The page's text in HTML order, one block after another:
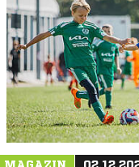
MAGAZIN